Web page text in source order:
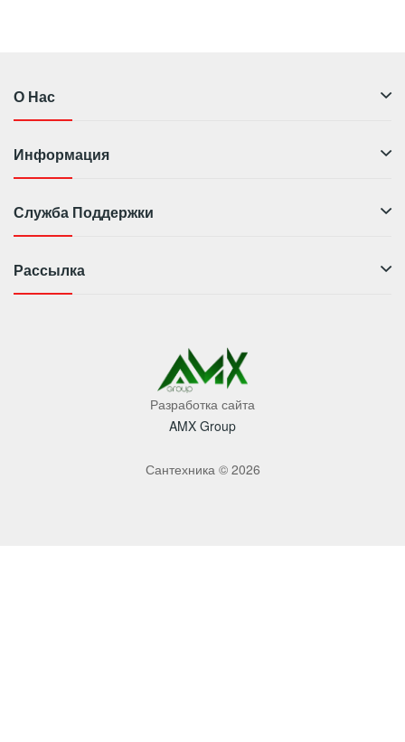
О Нас
Информация
Служба Поддержки
Рассылка
Разработка сайта
AMX Group
Сантехника © 2026